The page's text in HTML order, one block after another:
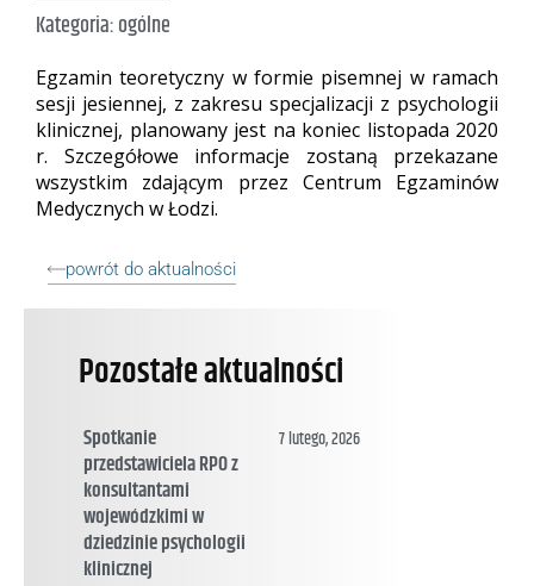
Pozostałe aktualności
Spotkanie
przedstawiciela RPO z
konsultantami
wojewódzkimi w
dziedzinie psychologii
klinicznej
7 lutego, 2026
Kategoria:ogólne
Egzamin teoretyczny w formie pisemnej w ramach
sesji jesiennej, z zakresu specjalizacji z psychologii
klinicznej, planowany jest na koniec listopada 2020
r. Szczegółowe informacje zostaną przekazane
wszystkim zdającym przez Centrum Egzaminów
Medycznych w Łodzi.
powrót do aktualności